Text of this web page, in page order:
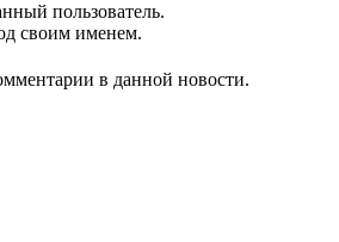
пользователь.
своим именем.
в данной новости.